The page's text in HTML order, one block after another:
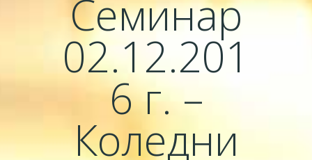
Семинар
02.12.201
6 г. –
Коледни